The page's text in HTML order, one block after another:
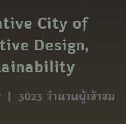
City of
Design,
| 3023 จำนวนผู้เข้าชม